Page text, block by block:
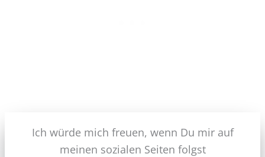
Ich würde mich freuen, wenn Du mir auf
meinen sozialen Seiten folgst